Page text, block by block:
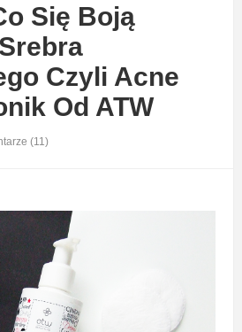
Się Boją
Czyli Acne
Od ATW
(11)